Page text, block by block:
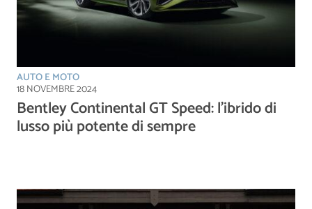
AUTO E MOTO
18 NOVEMBRE 2024
Bentley Continental GT Speed: l’ibrido di
lusso più potente di sempre